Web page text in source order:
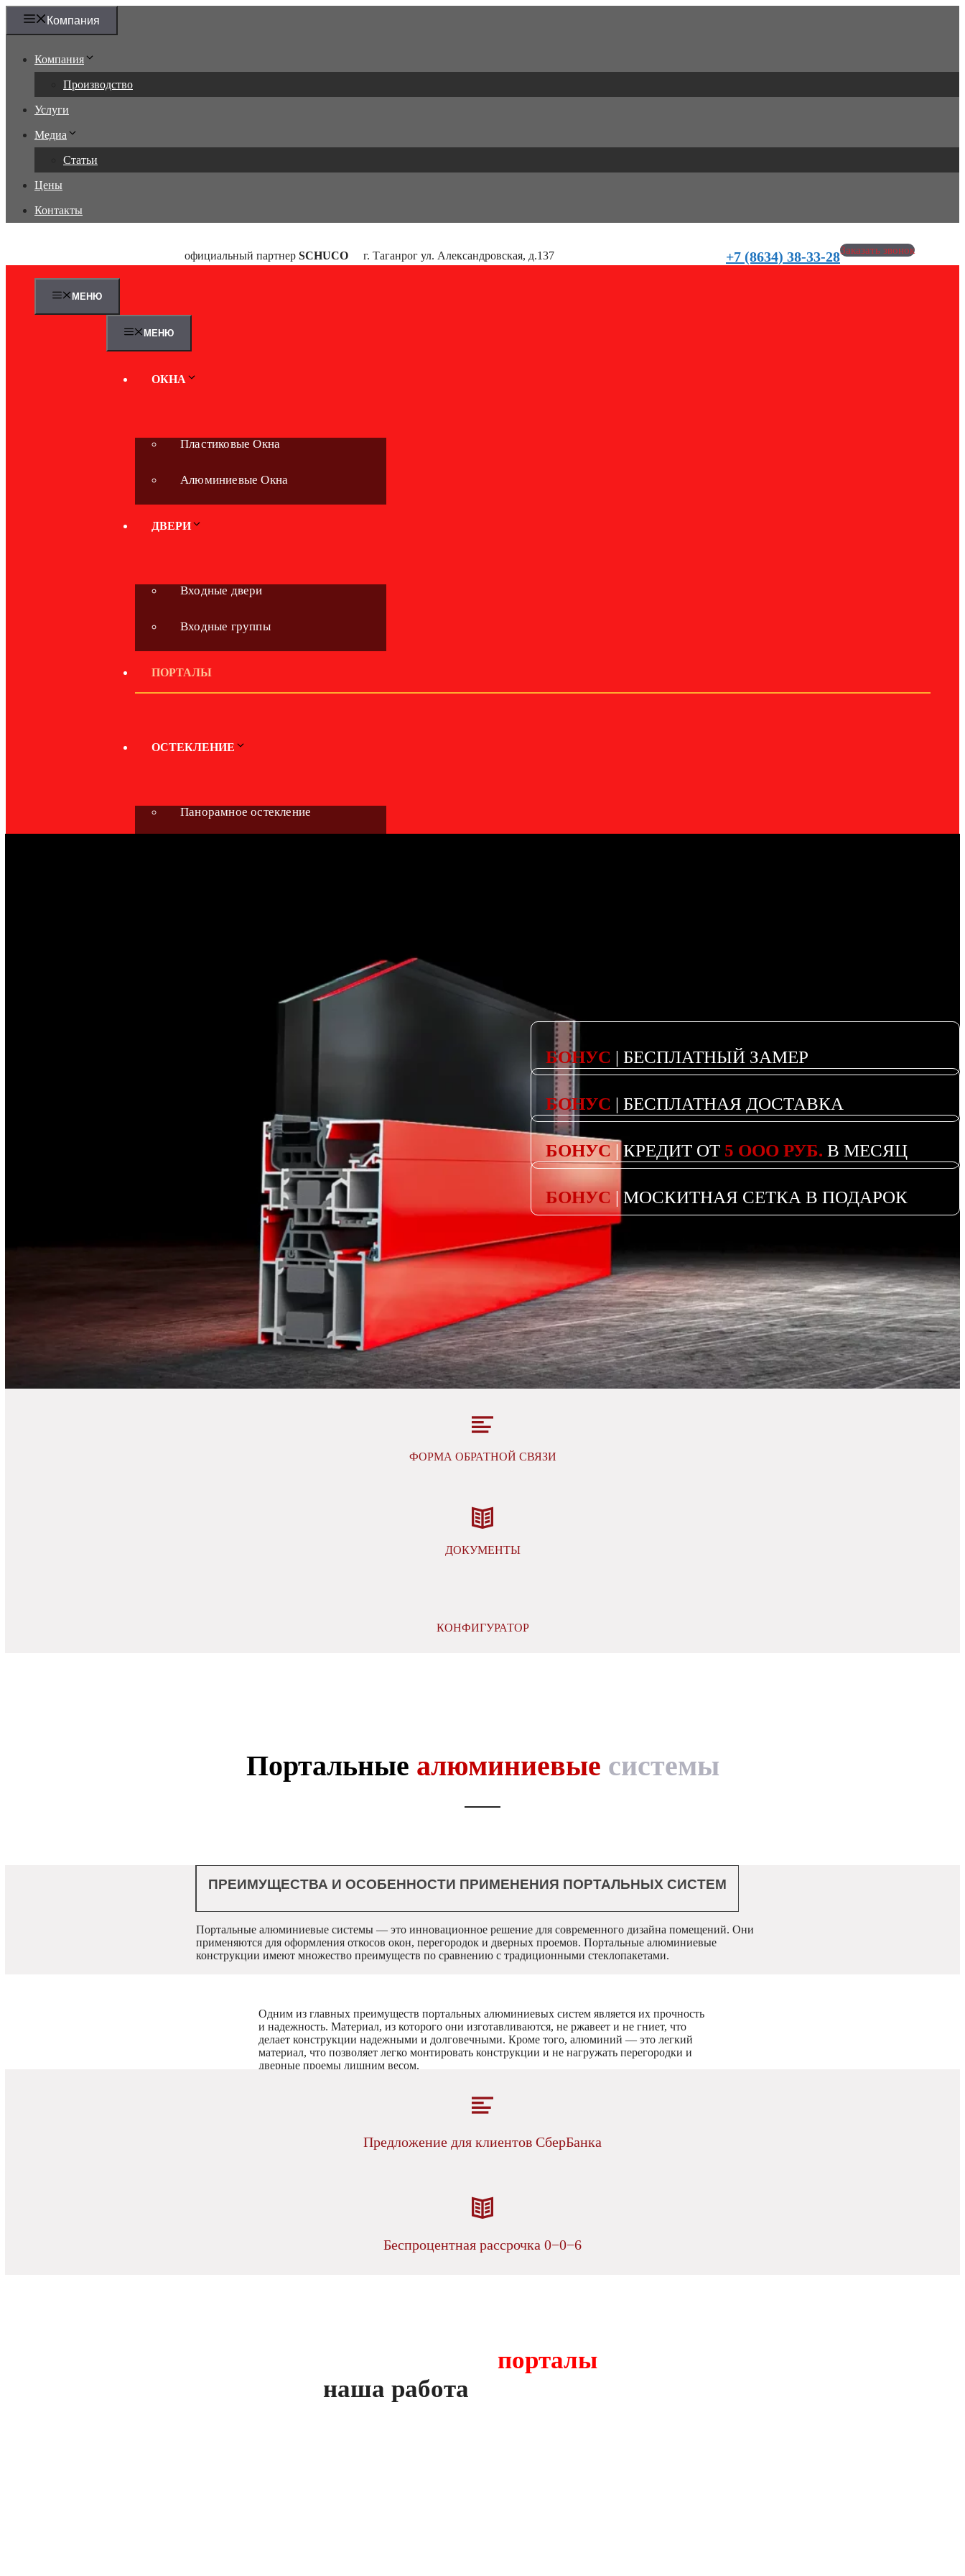
Перейти
содержимому
Компания
Компания
Производство
Услуги
Медиа
Статьи
Цены
Контакты
официальный партнер SCHUCO г. Таганрог ул. Александровская, д.137 +7 (8634) 38-33-28Заказать звонок
МЕНЮ
МЕНЮ
ОКНА
Пластиковые Окна
Алюминиевые Окна
ДВЕРИ
Входные двери
Входные группы
ПОРТАЛЫ
ОСТЕКЛЕНИЕ
Панорамное остекление
БОНУС | БЕСПЛАТНЫЙ ЗАМЕР
БОНУС | БЕСПЛАТНАЯ ДОСТАВКА
БОНУС | КРЕДИТ ОТ 5 ООО РУБ. В МЕСЯЦ
БОНУС | МОСКИТНАЯ СЕТКА В ПОДАРОК
ФОРМА ОБРАТНОЙ СВЯЗИ
ДОКУМЕНТЫ
КОНФИГУРАТОР
Портальные алюминиевые системы
ПРЕИМУЩЕСТВА И ОСОБЕННОСТИ ПРИМЕНЕНИЯ ПОРТАЛЬНЫХ СИСТЕМ
Портальные алюминиевые системы — это инновационное решение для современного дизайна помещений. Они
применяются для оформления откосов окон, перегородок и дверных проемов. Портальные алюминиевые
конструкции имеют множество преимуществ по сравнению с традиционными стеклопакетами.
Одним из главных преимуществ портальных алюминиевых систем является их прочность
и надежность. Материал, из которого они изготавливаются, не ржавеет и не гниет, что
делает конструкции надежными и долговечными. Кроме того, алюминий — это легкий
материал, что позволяет легко монтировать конструкции и не нагружать перегородки и
дверные проемы лишним весом.
Предложение для клиентов СберБанка
Беспроцентная рассрочка 0−0−6
порталы
наша работа